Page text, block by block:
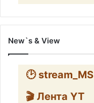
New`s & View
🕑 stream_MS
🎬 Лента YT